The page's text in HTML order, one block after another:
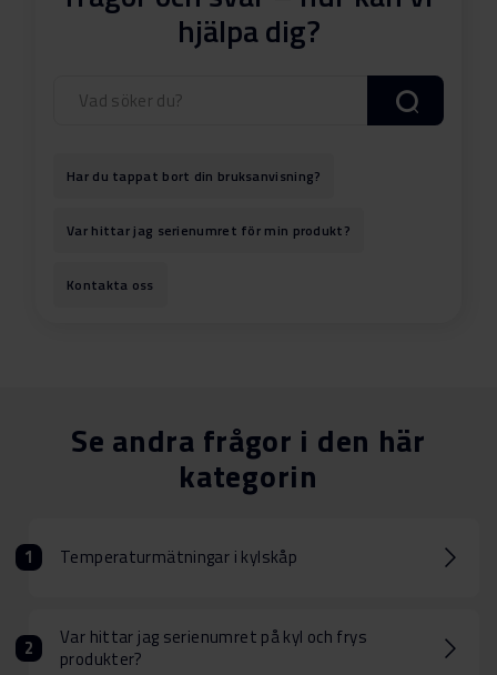
hjälpa dig?
Har du tappat bort din bruksanvisning?
Var hittar jag serienumret för min produkt?
Kontakta oss
Se andra frågor i den här
kategorin
Temperaturmätningar i kylskåp
Var hittar jag serienumret på kyl och frys
produkter?